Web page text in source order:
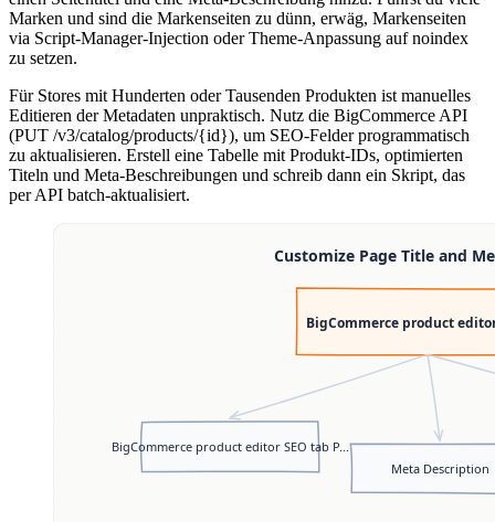
Marken und sind die Markenseiten zu dünn, erwäg, Markenseiten
via Script-Manager-Injection oder Theme-Anpassung auf noindex
zu setzen.
Für Stores mit Hunderten oder Tausenden Produkten ist manuelles
Editieren der Metadaten unpraktisch. Nutz die BigCommerce API
(PUT /v3/catalog/products/{id}), um SEO-Felder programmatisch
zu aktualisieren. Erstell eine Tabelle mit Produkt-IDs, optimierten
Titeln und Meta-Beschreibungen und schreib dann ein Skript, das
per API batch-aktualisiert.